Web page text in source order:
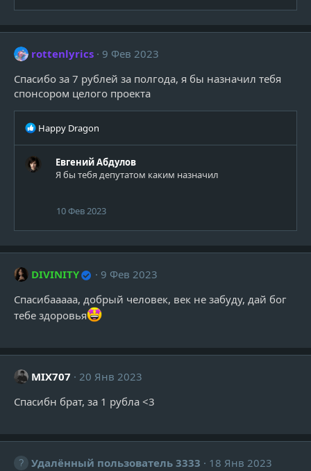
к
и
:
rottenlyrics
9 Фев 2023
Спасибо за 7 рублей за полгода, я бы назначил тебя
спонсором целого проекта
Р
к
Happy Dragon
Евгений Абдулов
Я бы тебя депутатом каким назначил
10 Фев 2023
DIVINITY
9 Фев 2023
Спасибааааа, добрый человек, век не забуду, дай бог
тебе здоровья
MIX707
20 Янв 2023
Спасибн брат, за 1 рубла <3
Удалённый пользователь 3333
18 Янв 2023